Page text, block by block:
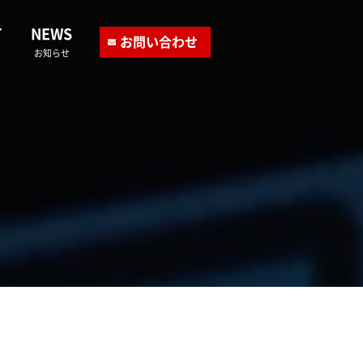
NEWS
お知らせ
お問い合わせ